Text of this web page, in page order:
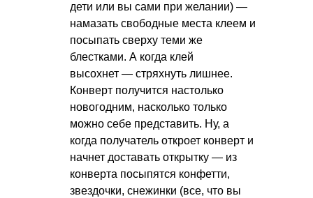
дети или вы сами при желании) —
намазать свободные места клеем и
посыпать сверху теми же
блестками. А когда клей
высохнет — стряхнуть лишнее.
Конверт получится настолько
новогодним, насколько только
можно себе представить. Ну, а
когда получатель откроет конверт и
начнет доставать открытку — из
конверта посыпятся конфетти,
звездочки, снежинки (все, что вы